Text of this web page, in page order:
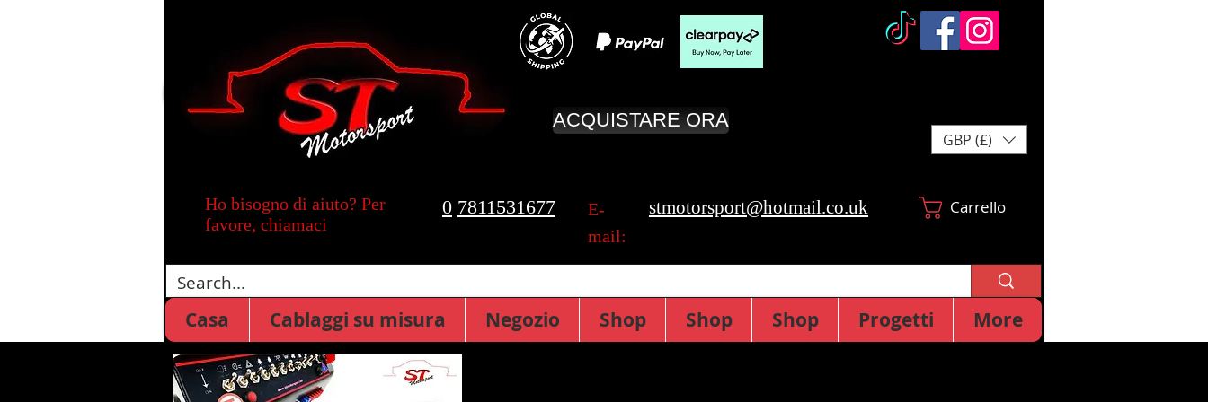
ACQUISTARE ORA
GBP (£)
Ho bisogno di aiuto? Per
favore, chiamaci
0 7811531677
E-
mail:
stmotorsport@hotmail.co.uk Carrello
Casa Cablaggi su misura Negozio Shop Shop Shop Progetti More